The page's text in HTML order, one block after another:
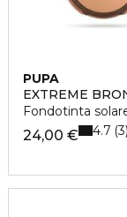
PUPA
EXTREME
Fondotinta
24,00 € 4.7 3